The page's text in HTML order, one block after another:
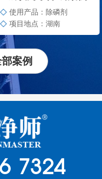
使用产品：除磷剂
项目地点：湖南
案例
7324